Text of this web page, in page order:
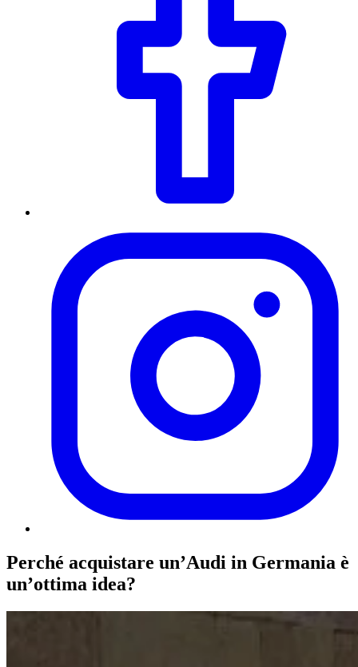
Perché acquistare un’Audi in Germania è
un’ottima idea?